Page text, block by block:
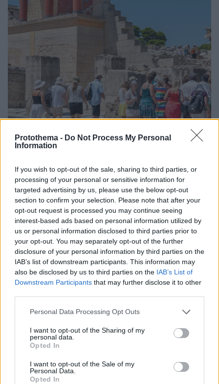
Protothema - Do Not Process My Personal
Information
If you wish to opt-out of the sale, sharing to third parties, or
processing of your personal or sensitive information for
targeted advertising by us, please use the below opt-out
section to confirm your selection. Please note that after your
opt-out request is processed you may continue seeing
interest-based ads based on personal information utilized by
us or personal information disclosed to third parties prior to
your opt-out. You may separately opt-out of the further
disclosure of your personal information by third parties on the
IAB’s list of downstream participants. This information may
also be disclosed by us to third parties on the IAB’s List of
Downstream Participants that may further disclose it to other
Please note that this website/app uses one or more Google
not limited to your visit or usage behaviour. You may click to
grant or deny consent to Google and its third-party tags to
use your data for below specified purposes in below Google
consent section.
Personal Data Processing Opt Outs
I want to opt-out of the Sharing of my
personal data.
Opted In
I want to opt-out of the Sale of my
Personal Data.
Opted In
«Κανόνι» από τον τρίτο μεγαλύτερο tour operator της
Ευρώπης FTI - Πώς επηρεάζεται η Ελλάδα
H FTI προσφέρει εκδρομές σε περισσότερους από 40
προορισμούς, περιλαμβανομένης της Ελλάδας
- Ανήσυχος ο πρόεδρος του Συνδέσμου Τουριστικών
και Ταξιδιωτικών Γραφείων Κρήτης